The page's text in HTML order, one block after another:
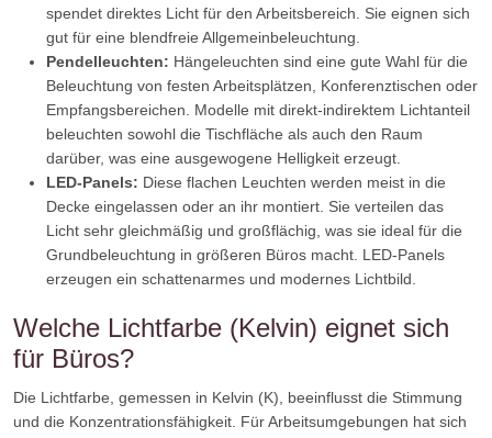
spendet direktes Licht für den Arbeitsbereich. Sie eignen sich
gut für eine blendfreie Allgemeinbeleuchtung.
Pendelleuchten: Hängeleuchten sind eine gute Wahl für die
Beleuchtung von festen Arbeitsplätzen, Konferenztischen oder
Empfangsbereichen. Modelle mit direkt-indirektem Lichtanteil
beleuchten sowohl die Tischfläche als auch den Raum
darüber, was eine ausgewogene Helligkeit erzeugt.
LED-Panels: Diese flachen Leuchten werden meist in die
Decke eingelassen oder an ihr montiert. Sie verteilen das
Licht sehr gleichmäßig und großflächig, was sie ideal für die
Grundbeleuchtung in größeren Büros macht. LED-Panels
erzeugen ein schattenarmes und modernes Lichtbild.
Welche Lichtfarbe (Kelvin) eignet sich
für Büros?
Die Lichtfarbe, gemessen in Kelvin (K), beeinflusst die Stimmung
und die Konzentrationsfähigkeit. Für Arbeitsumgebungen hat sich